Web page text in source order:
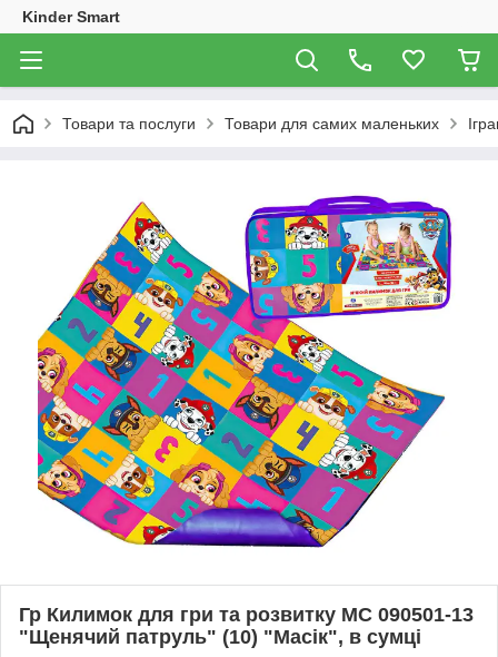
Kinder Smart
Товари та послуги Товари для самих маленьких
Гр Килимок для гри та розвитку MC 090501-13
"Щенячий патруль" (10) "Масік", в сумці